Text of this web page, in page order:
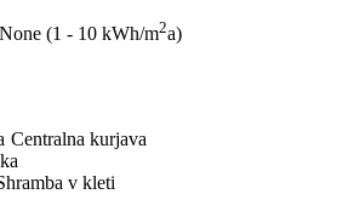
(1 - 10 kWh/m2a)
Centralna kurjava
v kleti